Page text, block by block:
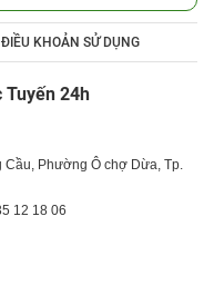
ĐIỀU KHOẢN SỬ DỤNG
Tuyến 24h
Cầu, Phường Ô chợ Dừa, Tp.
12 18 06